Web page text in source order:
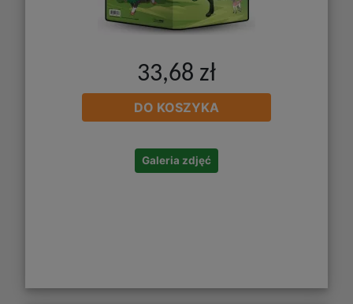
33,68 zł
DO KOSZYKA
Galeria zdjęć